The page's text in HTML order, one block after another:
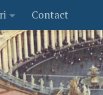
Contact